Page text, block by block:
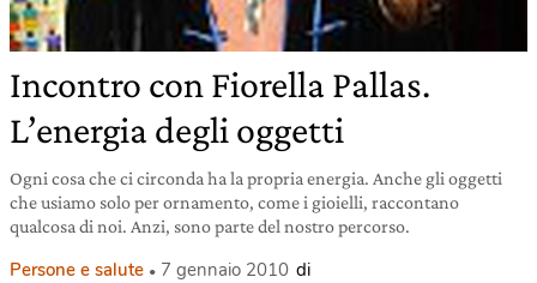
Incontro con Fiorella Pallas.
L’energia degli oggetti
Ogni cosa che ci circonda ha la propria energia. Anche gli oggetti
che usiamo solo per ornamento, come i gioielli, raccontano
qualcosa di noi. Anzi, sono parte del nostro percorso.
Persone e salute 7 gennaio 2010 di